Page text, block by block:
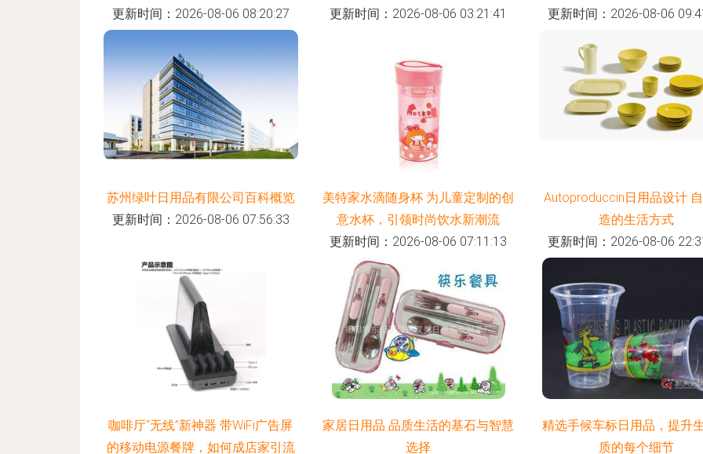
更新时间：2026-08-06 08:20:27
更新时间：2026-08-06 03:21:41
更新时间：2026-08-06
苏州绿叶日用品有限公司百科概览
更新时间：2026-08-06 07:56:33
美特家水滴随身杯 为儿童定制的创
意水杯，引领时尚饮水新潮流
更新时间：2026-08-06 07:11:13
Autoproduccin日用品设计
造的生活方式
更新时间：2026-08-06
咖啡厅“无线”新神器 带WiFi广告屏
的移动电源餐牌，如何成店家引流
家居日用品 品质生活的基石与智慧
选择
精选手候车标日用品，提升
质的每个细节